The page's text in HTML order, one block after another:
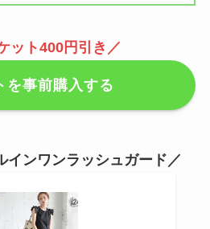
ット400円引き／
を事前購入する
インワンラッシュガード／